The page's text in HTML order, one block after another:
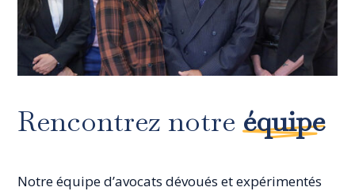
Rencontrez notreéquipe
Notre équipe d’avocats dévoués et expérimentés